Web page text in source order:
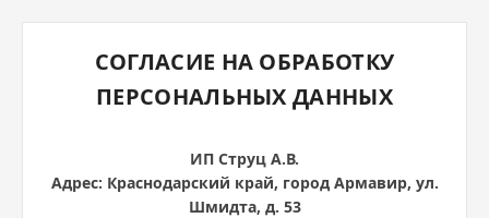
СОГЛАСИЕ НА ОБРАБОТКУ
ПЕРСОНАЛЬНЫХ ДАННЫХ
ИП Струц А.В.
Адрес: Краснодарский край, город Армавир, ул.
Шмидта, д. 53